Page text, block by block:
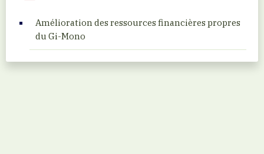
Amélioration des ressources financières propres
du Gi-Mono